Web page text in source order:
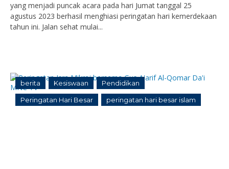
yang menjadi puncak acara pada hari Jumat tanggal 25
agustus 2023 berhasil menghiasi peringatan hari kemerdekaan
tahun ini. Jalan sehat mulai...
berita Kesiswaan Pendidikan
Peringatan Hari Besar peringatan hari besar islam